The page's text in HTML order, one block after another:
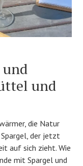
und
und
die Natur
der jetzt
auf sich zieht. Wie
mit Spargel und